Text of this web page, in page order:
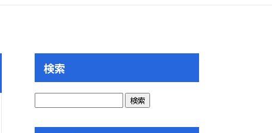
検索